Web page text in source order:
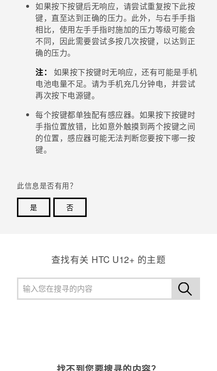
如果按下按键后无响应，请尝试重复按下此按
键，直至达到正确的压力。此外，与右手手指
相比，使用左手手指时施加的压力等级可能会
不同，因此需要尝试多按几次按键，以达到正
确的压力。
注：
如果按下按键时无响应，还有可能是手机
电池电量不足。请为手机充几分钟电，并尝试
再次按下电源键。
每个按键都单独配有感应器。如果按下按键时
手指位置放错，比如意外触摸到两个按键之间
的位置，感应器可能无法判断您要按下哪一按
键。
此信息是否有用？
是
否
查找有关 HTC U12+ 的主题